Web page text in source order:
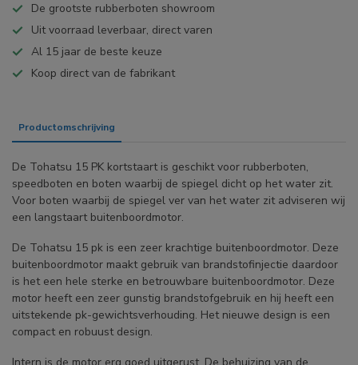
De grootste rubberboten showroom
Uit voorraad leverbaar, direct varen
Al 15 jaar de beste keuze
Koop direct van de fabrikant
Productomschrijving
De Tohatsu 15 PK kortstaart is geschikt voor rubberboten,
speedboten en boten waarbij de spiegel dicht op het water zit.
Voor boten waarbij de spiegel ver van het water zit adviseren wij
een langstaart buitenboordmotor.
De Tohatsu 15 pk is een zeer krachtige buitenboordmotor. Deze
buitenboordmotor maakt gebruik van brandstofinjectie daardoor
is het een hele sterke en betrouwbare buitenboordmotor. Deze
motor heeft een zeer gunstig brandstofgebruik en hij heeft een
uitstekende pk-gewichtsverhouding. Het nieuwe design is een
compact en robuust design.